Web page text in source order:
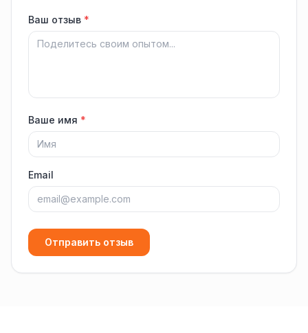
Ваш отзыв *
Ваше имя *
Email
Отправить отзыв